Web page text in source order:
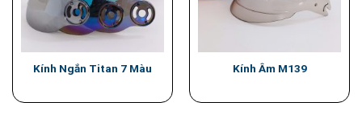
Kính Ngắn Titan 7 Màu Kính Âm M139